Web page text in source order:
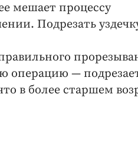
мешает процессу
Подрезать
операцию —
в более старшем